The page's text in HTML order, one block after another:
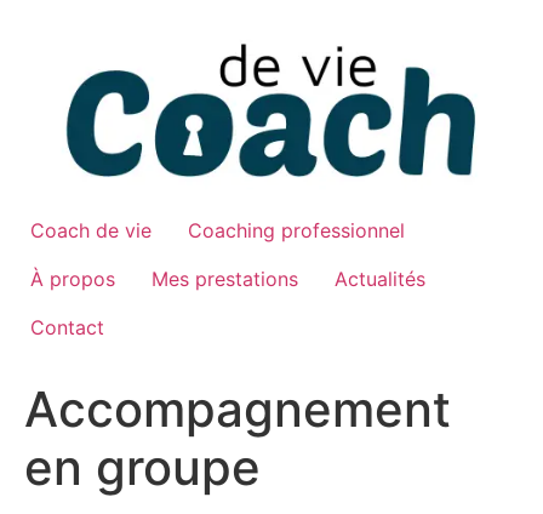
Coach de vie
Coaching professionnel
À propos
Mes prestations
Actualités
Contact
Accompagnement
en groupe